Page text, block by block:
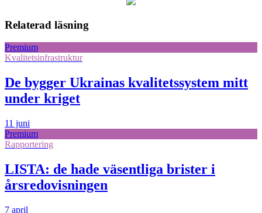
Relaterad läsning
Premium
Kvalitetsinfrastruktur
De bygger Ukrainas kvalitetssystem mitt
under kriget
11 juni
Premium
Rapportering
LISTA: de hade väsentliga brister i
årsredovisningen
7 april